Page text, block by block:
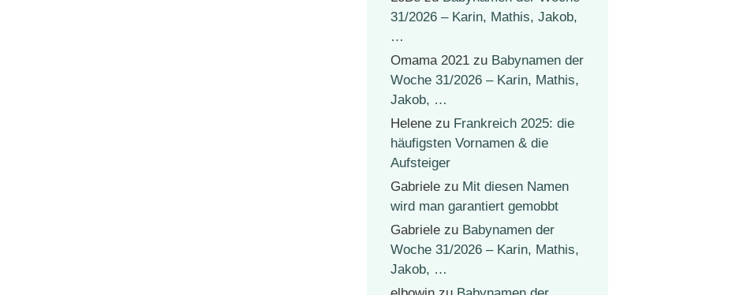
31/2026 – Karin, Mathis, Jakob,
…
Omama 2021 zu Babynamen der
Woche 31/2026 – Karin, Mathis,
Jakob, …
Helene zu Frankreich 2025: die
häufigsten Vornamen & die
Aufsteiger
Gabriele zu Mit diesen Namen
wird man garantiert gemobbt
Gabriele zu Babynamen der
Woche 31/2026 – Karin, Mathis,
Jakob, …